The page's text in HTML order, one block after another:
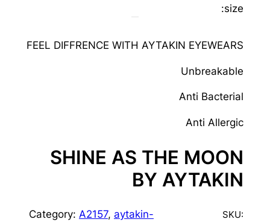
size:
FEEL DIFFRENCE WITH AYTAKIN EYEWEARS
Unbreakable
Anti Bacterial
Anti Allergic
SHINE AS THE MOON
BY AYTAKIN
SKU:
Category: A2157, aytakin-